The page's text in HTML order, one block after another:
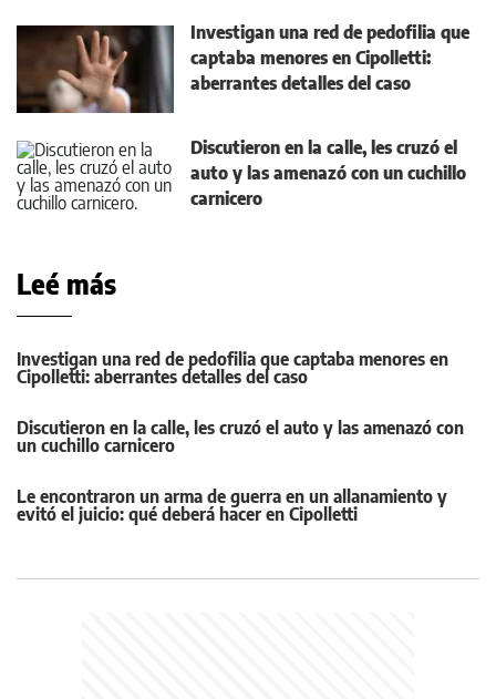
Investigan una red de pedofilia que
captaba menores en Cipolletti:
aberrantes detalles del caso
Discutieron en la calle, les cruzó el
auto y las amenazó con un cuchillo
carnicero
Leé más
Investigan una red de pedofilia que captaba menores en
Cipolletti: aberrantes detalles del caso
Discutieron en la calle, les cruzó el auto y las amenazó con
un cuchillo carnicero
Le encontraron un arma de guerra en un allanamiento y
evitó el juicio: qué deberá hacer en Cipolletti